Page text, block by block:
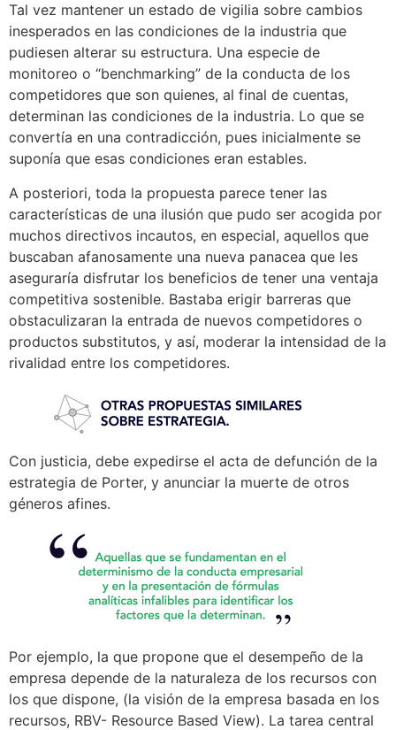
Tal vez mantener un estado de vigilia sobre cambios
inesperados en las condiciones de la industria que
pudiesen alterar su estructura. Una especie de
monitoreo o “benchmarking” de la conducta de los
competidores que son quienes, al final de cuentas,
determinan las condiciones de la industria. Lo que se
convertía en una contradicción, pues inicialmente se
suponía que esas condiciones eran estables.
A posteriori, toda la propuesta parece tener las
características de una ilusión que pudo ser acogida por
muchos directivos incautos, en especial, aquellos que
buscaban afanosamente una nueva panacea que les
aseguraría disfrutar los beneficios de tener una ventaja
competitiva sostenible. Bastaba erigir barreras que
obstaculizaran la entrada de nuevos competidores o
productos substitutos, y así, moderar la intensidad de la
rivalidad entre los competidores.
Con justicia, debe expedirse el acta de defunción de la
estrategia de Porter, y anunciar la muerte de otros
géneros afines.
Por ejemplo, la que propone que el desempeño de la
empresa depende de la naturaleza de los recursos con
los que dispone, (la visión de la empresa basada en los
recursos, RBV- Resource Based View). La tarea central